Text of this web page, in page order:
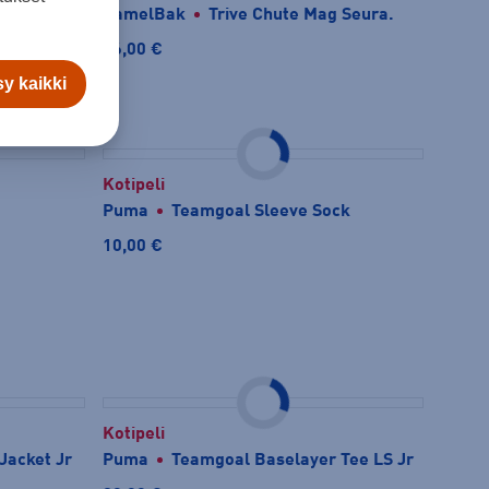
CamelBak
Trive Chute Mag Seura.
26,00 €
Kotipeli
Puma
Teamgoal Sleeve Sock
10,00 €
Jr
Kotipeli
Puma
Teamgoal Baselayer Tee LS Jr
kaikki